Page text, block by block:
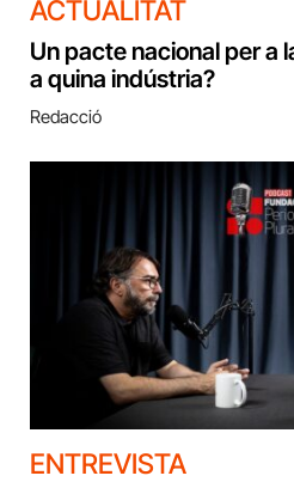
ACTUALITAT
Un pacte nacional per a
a quina indústria?
Redacció
ENTREVISTA